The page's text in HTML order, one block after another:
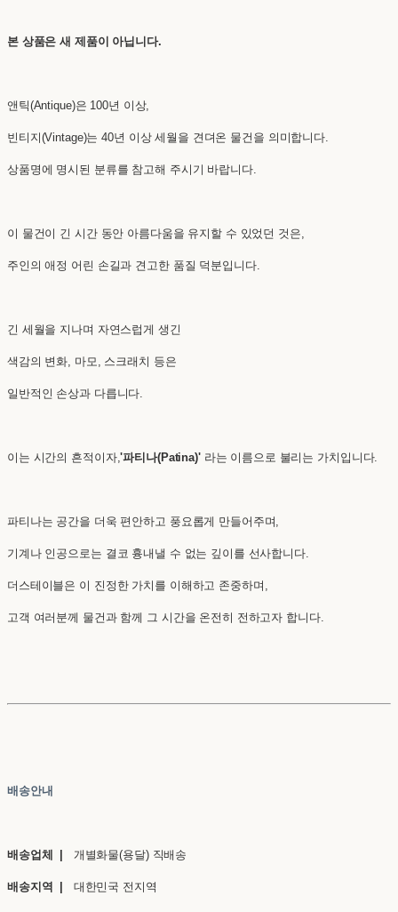
본 상품은 새 제품이 아닙니다.
앤틱(Antique)은 100년 이상,
빈티지(Vintage)는 40년 이상 세월을 견뎌온 물건을 의미합니다.
상품명에 명시된 분류를 참고해 주시기 바랍니다.
이 물건이 긴 시간 동안 아름다움을 유지할 수 있었던 것은,
주인의 애정 어린 손길과 견고한 품질 덕분입니다.
긴 세월을 지나며 자연스럽게 생긴
색감의 변화, 마모, 스크래치 등은
일반적인 손상과 다릅니다.
이는 시간의 흔적이자,'파티나(Patina)'라는 이름으로 불리는 가치입니다.
파티나는 공간을 더욱 편안하고 풍요롭게 만들어주며,
기계나 인공으로는 결코 흉내낼 수 없는 깊이를 선사합니다.
더스테이블은 이 진정한 가치를 이해하고 존중하며,
고객 여러분께 물건과 함께 그 시간을 온전히 전하고자 합니다.
배송안내
배송업체 | 개별화물(용달) 직배송
배송지역 | 대한민국 전지역